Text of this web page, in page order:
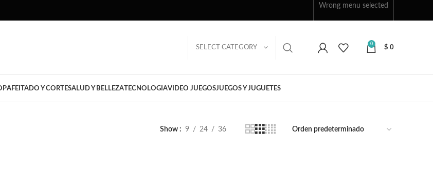
Wrong menu selected
SELECT CATEGORY
0
$ 0
AFEITADO Y CORTESALUD Y BELLEZATECNOLOGIAVIDEO JUEGOSJUEGOS Y JUGUETES
Show 9 24 36